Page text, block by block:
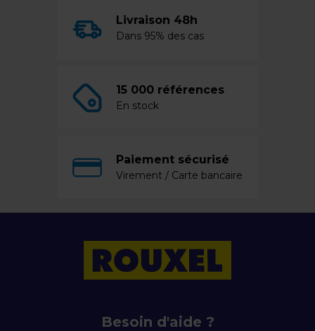
Livraison 48h
Dans 95% des cas
15 000 références
En stock
Paiement sécurisé
Virement / Carte bancaire
Besoin d'aide ?